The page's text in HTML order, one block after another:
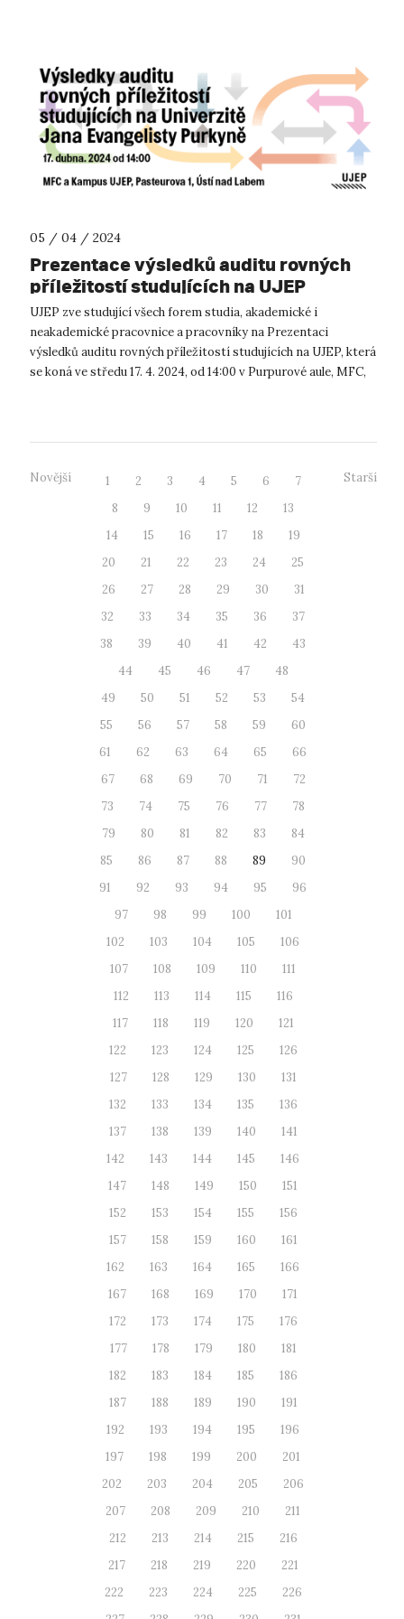
05 / 04 / 2024
Prezentace výsledků auditu rovných
příležitostí studujících na UJEP
UJEP zve studující všech forem studia, akademické i
neakademické pracovnice a pracovníky na Prezentaci
výsledků auditu rovných příležitostí studujících na UJEP, která
se koná ve středu 17. 4. 2024, od 14:00 v Purpurové aule, MFC,
Novější 1 2 3 4 5 6
7
8
9 10 11 12
13
14
15 16 17 18
19
20
21 22 23 24
25
26
27 28 29 30
31
32
33 34 35 36
37
38
39 40 41 42
43
44
45 46 47
48
49
50 51 52 53
54
55
56 57 58 59
60
61
62 63 64 65
66
67
68 69 70 71
72
73
74 75 76 77
78
79
80 81 82 83
84
85
86 87 88 89
90
91
92 93 94 95
96
97
98 99 100
101
102
103 104 105
106
107
108 109 110
111
112
113 114 115
116
117
118 119 120
121
122
123 124 125
126
127
128 129 130
131
132
133 134 135
136
137
138 139 140
141
142
143 144 145
146
147
148 149 150
151
152
153 154 155
156
157
158 159 160
161
162
163 164 165
166
167
168 169 170
171
172
173 174 175
176
177
178 179 180
181
182
183 184 185
186
187
188 189 190
191
192
193 194 195
196
197
198 199 200
201
202
203 204 205
206
207
208 209 210
211
212
213 214 215
216
217
218 219 220
221
222
223 224 225
226
Starší